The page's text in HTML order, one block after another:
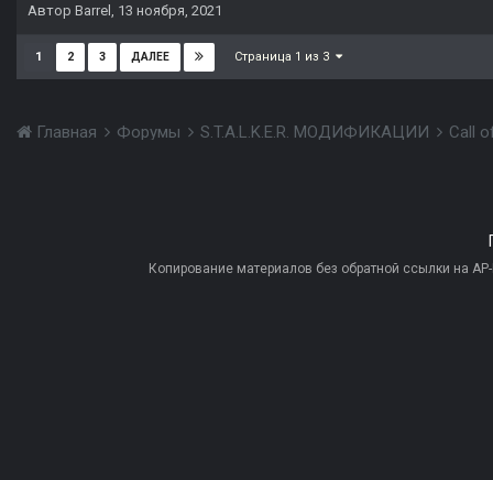
Автор Barrel , 13 ноября, 2021
1 2 3 ДАЛЕЕ Страница 1 из 3
Главная Форумы S.T.A.L.K.E.R. МОДИФИКАЦИИ Call
Копирование материалов без обратной ссылки на